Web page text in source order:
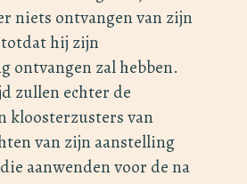
niets ontvangen van zijn
hij zijn
ontvangen zal hebben.
zullen echter de
kloosterzusters van
van zijn aanstelling
aanwenden voor de na